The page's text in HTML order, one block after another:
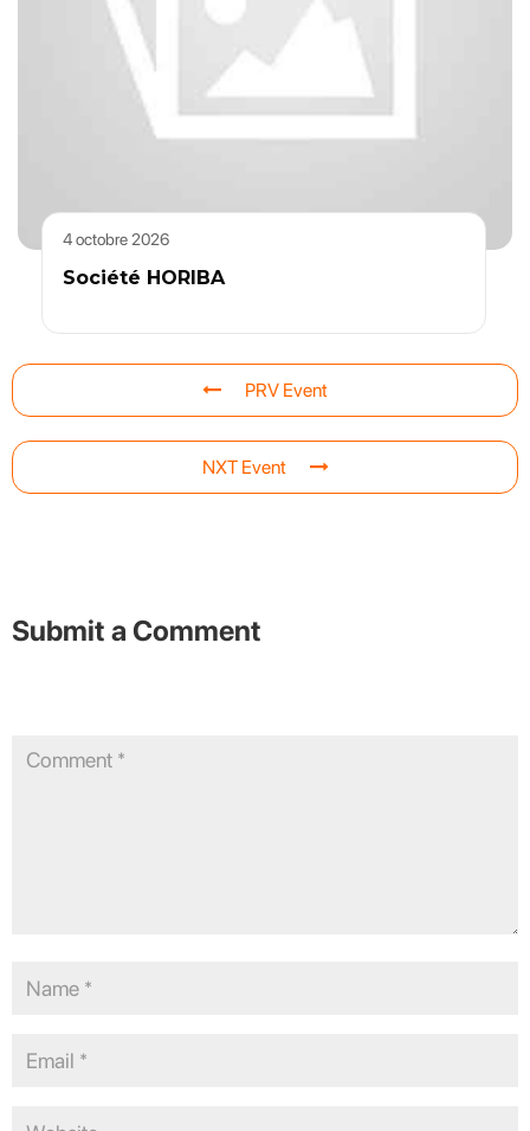
4 octobre 2026
Société HORIBA
PRV Event
NXT Event
Submit a Comment